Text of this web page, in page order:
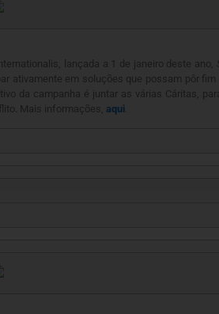
lança da a 1 de janeiro deste ano,
ativamente em soluções que possam pôr
da campanha é juntar as várias Cáritas,
Mais informações, aqui